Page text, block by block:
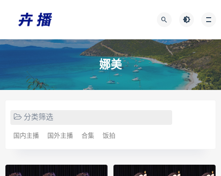
娜美
分类筛选
国内主播 国外主播 合集 饭拍